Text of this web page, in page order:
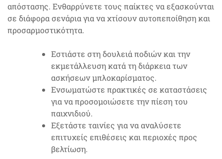
απόστασης. Ενθαρρύνετε τους παίκτες να εξασκούνται
σε διάφορα σενάρια για να χτίσουν αυτοπεποίθηση και
προσαρμοστικότητα.
Εστιάστε στη δουλειά ποδιών και την
εκμετάλλευση κατά τη διάρκεια των
ασκήσεων μπλοκαρίσματος.
Ενσωματώστε πρακτικές σε καταστάσεις
για να προσομοιώσετε την πίεση του
παιχνιδιού.
Εξετάστε ταινίες για να αναλύσετε
επιτυχείς επιθέσεις και περιοχές προς
βελτίωση.